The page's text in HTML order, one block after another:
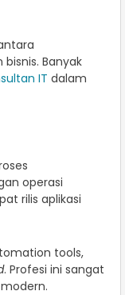
Banyak
IT dalam
operasi
rilis aplikasi
tools,
. Profesi ini sangat